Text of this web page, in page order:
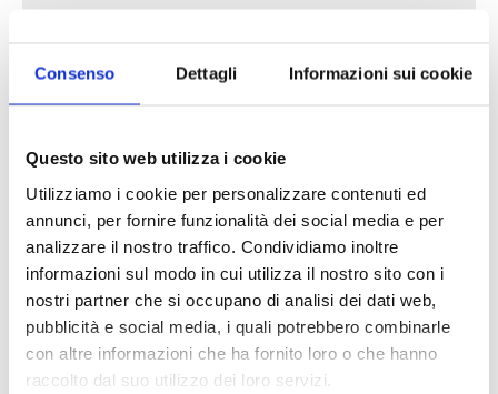
Consenso Dettagli Informazioni sui cookie
Questo sito web utilizza i cookie
Utilizziamo i cookie per personalizzare contenuti ed
annunci, per fornire funzionalità dei social media e per
analizzare il nostro traffico. Condividiamo inoltre
informazioni sul modo in cui utilizza il nostro sito con i
nostri partner che si occupano di analisi dei dati web,
pubblicità e social media, i quali potrebbero combinarle
con altre informazioni che ha fornito loro o che hanno
raccolto dal suo utilizzo dei loro servizi.
30 Giugno 2026
LA GESTIONE DELLA REPUTAZIONE.
RECENSIONI E CRISI DIGITALI
30 Giugno 2026
Il “Modulo CAI” diventa digitale
30 Giugno 2026
PREMI 2025. I TOP TEN
30 Giugno 2026